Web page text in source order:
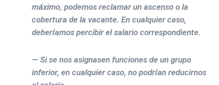
máximo, podemos reclamar un ascenso o la
cobertura de la vacante. En cualquier caso,
deberíamos percibir el salario correspondiente.
— Si se nos asignasen funciones de un grupo
inferior, en cualquier caso, no podrían reducirnos